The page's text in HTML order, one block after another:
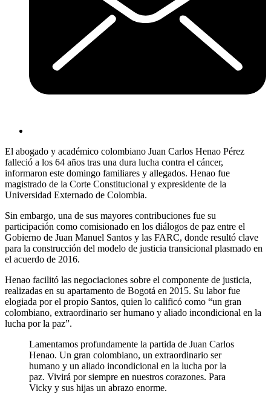
El abogado y académico colombiano Juan Carlos Henao Pérez
falleció a los 64 años tras una dura lucha contra el cáncer,
informaron este domingo familiares y allegados. Henao fue
magistrado de la Corte Constitucional y expresidente de la
Universidad Externado de Colombia.
Sin embargo, una de sus mayores contribuciones fue su
participación como comisionado en los diálogos de paz entre el
Gobierno de Juan Manuel Santos y las FARC, donde resultó clave
para la construcción del modelo de justicia transicional plasmado en
el acuerdo de 2016.
Henao facilitó las negociaciones sobre el componente de justicia,
realizadas en su apartamento de Bogotá en 2015. Su labor fue
elogiada por el propio Santos, quien lo calificó como “un gran
colombiano, extraordinario ser humano y aliado incondicional en la
lucha por la paz”.
Lamentamos profundamente la partida de Juan Carlos
Henao. Un gran colombiano, un extraordinario ser
humano y un aliado incondicional en la lucha por la
paz. Vivirá por siempre en nuestros corazones. Para
Vicky y sus hijas un abrazo enorme.